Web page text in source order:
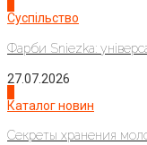
Суспільство
Фарби Sniezka:
27.07.2026
Каталог новин
Секреты хранения